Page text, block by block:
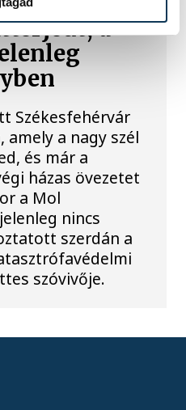
a
Székesfehérvár
a nagy szél
és már a
házas övezetet
a Mol
nincs
szerdán a
szóvivője.